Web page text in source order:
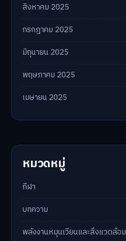
สิงหาคม 2025
กรกฎาคม 2025
มิถุนายน 2025
พฤษภาคม 2025
เมษายน 2025
หมวดหมู่
กีฬา
บทความ
พลังงานหมุนเวียนและสิ่งแวดล้อม